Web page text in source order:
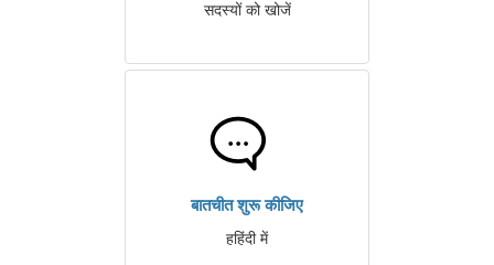
सदस्यों को खोजें
बातचीत शुरू कीजिए
हहिंदी में